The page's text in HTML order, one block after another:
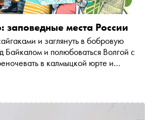
заповедные места России
и заглянуть в бобровую
Байкалом и полюбоваться Волгой с
в калмыцкой юрте и
территории и национальные